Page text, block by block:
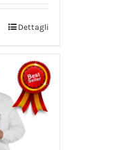
Dettagli